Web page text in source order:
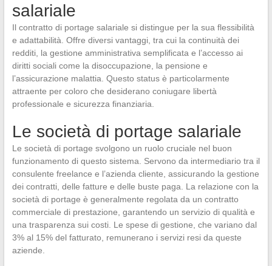
salariale
Il contratto di portage salariale si distingue per la sua flessibilità
e adattabilità. Offre diversi vantaggi, tra cui la continuità dei
redditi, la gestione amministrativa semplificata e l’accesso ai
diritti sociali come la disoccupazione, la pensione e
l’assicurazione malattia. Questo status è particolarmente
attraente per coloro che desiderano coniugare libertà
professionale e sicurezza finanziaria.
Le società di portage salariale
Le società di portage svolgono un ruolo cruciale nel buon
funzionamento di questo sistema. Servono da intermediario tra il
consulente freelance e l’azienda cliente, assicurando la gestione
dei contratti, delle fatture e delle buste paga. La relazione con la
società di portage è generalmente regolata da un contratto
commerciale di prestazione, garantendo un servizio di qualità e
una trasparenza sui costi. Le spese di gestione, che variano dal
3% al 15% del fatturato, remunerano i servizi resi da queste
aziende.